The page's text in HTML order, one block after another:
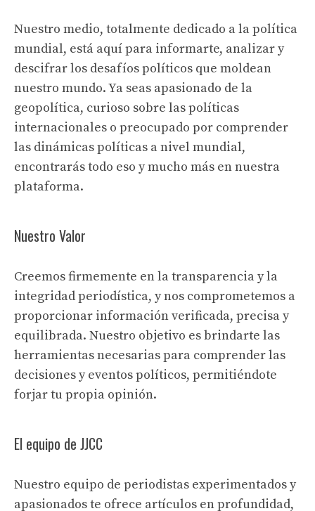
Nuestro medio, totalmente dedicado a la política
mundial, está aquí para informarte, analizar y
descifrar los desafíos políticos que moldean
nuestro mundo. Ya seas apasionado de la
geopolítica, curioso sobre las políticas
internacionales o preocupado por comprender
las dinámicas políticas a nivel mundial,
encontrarás todo eso y mucho más en nuestra
plataforma.
Nuestro Valor
Creemos firmemente en la transparencia y la
integridad periodística, y nos comprometemos a
proporcionar información verificada, precisa y
equilibrada. Nuestro objetivo es brindarte las
herramientas necesarias para comprender las
decisiones y eventos políticos, permitiéndote
forjar tu propia opinión.
El equipo de JJCC
Nuestro equipo de periodistas experimentados y
apasionados te ofrece artículos en profundidad,